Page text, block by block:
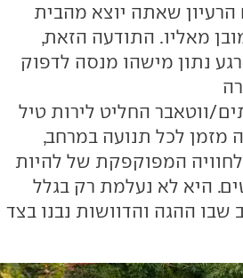
הרעיון שאתה יוצא מהבית
מאליו. התודעה הזאת,
נתון מישהו מנסה לדפוק
ווטאבר החליט לירות טיל
מזמן לכל תנועה במרחב,
לחוויה המפוקפקת של להיות
היא לא נעלמת רק בגלל
שבו ההגה והדוושות נבנו בצד